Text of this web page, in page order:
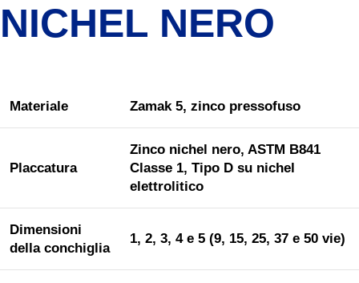
NICHEL NERO
Materiale Zamak 5, zinco pressofuso
Placcatura
Zinco nichel nero, ASTM B841
Classe 1, Tipo D su nichel
elettrolitico
Dimensioni
della conchiglia
1, 2, 3, 4 e 5 (9, 15, 25, 37 e 50 vie)